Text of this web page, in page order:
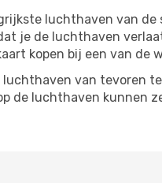
luchthaven van
je de luchthaven
kopen bij een van de
van tevoren
de luchthaven kunnen